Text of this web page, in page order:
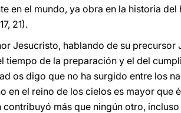
en el mundo, ya obra en la historia
17, 21).
Jesucristo, hablando de su
tiempo de la preparación y el del
os digo que no ha surgido entre los
en el reino de los cielos es mayor que
contribuyó más que ningún otro,